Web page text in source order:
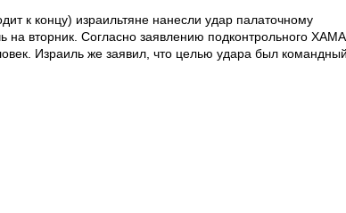
к концу) израильтяне нанесли удар палаточному
на вторник. Согласно заявлению подконтрольного
Израиль же заявил, что целью удара был командный